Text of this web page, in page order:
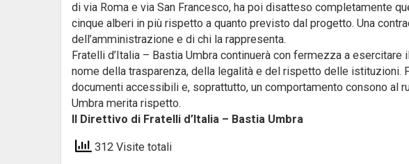
di via Roma e via San Francesco, ha poi disatteso completamente
cinque alberi in più rispetto a quanto previsto dal progetto. Una
dell’amministrazione e di chi la rappresenta.
Fratelli d’Italia – Bastia Umbra continuerà con fermezza a
nome della trasparenza, della legalità e del rispetto delle istituzioni.
documenti accessibili e, soprattutto, un comportamento consono al
Umbra merita rispetto.
Il Direttivo di Fratelli d’Italia – Bastia Umbra
312 Visite totali